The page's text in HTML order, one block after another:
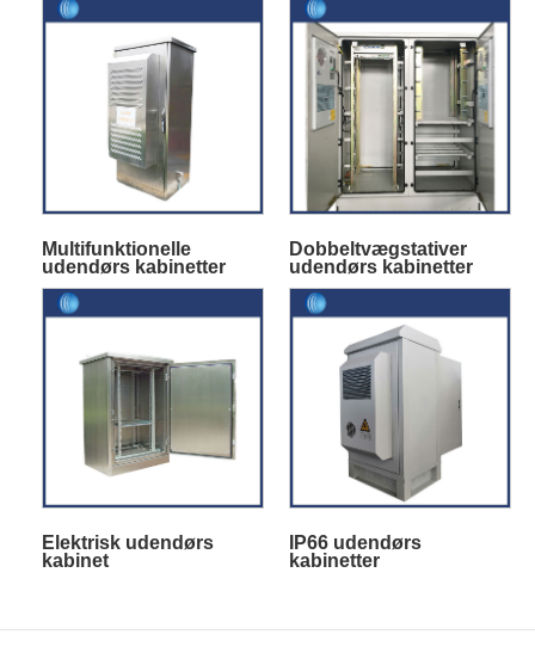
Multifunktionelle
udendørs kabinetter
Dobbeltvægstativer
udendørs kabinetter
Elektrisk udendørs
kabinet
IP66 udendørs
kabinetter